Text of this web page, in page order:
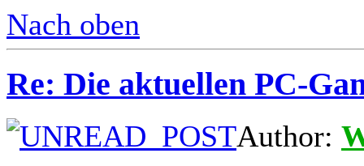
Nach oben
Re: Die aktuellen PC-
Author: